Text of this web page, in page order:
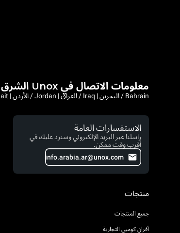
معلومات الاتصال في Unox الشرق الأوسط
Bahrain / البحرين | Iraq / العراق | Jordan / الأردن | Kuwait / الكويت | Lebanon / لبنان | Saudi Arabia / السعودية | Syria / سوريا | Yemen / اليمن | Afghanistan | Iran
الاستفسارات العامة
راسلنا عبر البريد الإلكتروني وسنرد عليك في
أقرب وقت ممكن.
info.arabia.ar@unox.com
منتجات
جميع المنتجات
أفران كومبي التجارية